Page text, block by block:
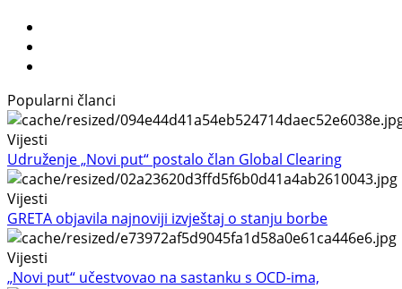
Popularni članci
Vijesti
Udruženje „Novi put“ postalo član Global Clearing
Vijesti
GRETA objavila najnoviji izvještaj o stanju borbe
Vijesti
„Novi put“ učestvovao na sastanku s OCD-ima,